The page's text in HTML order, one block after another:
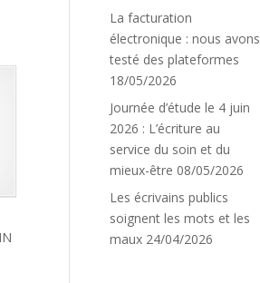
La facturation
électronique : nous avons
testé des plateformes
18/05/2026
Journée d’étude le 4 juin
2026 : L’écriture au
service du soin et du
mieux-être 08/05/2026
Les écrivains publics
soignent les mots et les
maux 24/04/2026